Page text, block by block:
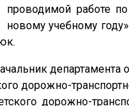
проводимой работе
новому учебному
дорожно-
дорожно-